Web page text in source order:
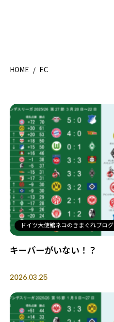
HOME
観光ガイド
ライフスタイル
著者一覧
ライター募集
HOME / EC
ドイツ大使館ネコのきまぐれブログ
キーパーがいない！？
2026.03.25